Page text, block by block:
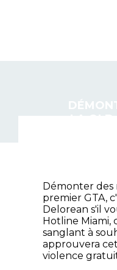
Démonter des
premier GTA,
Delorean s'il
Hotline Miami,
sanglant à
approuvera
violence